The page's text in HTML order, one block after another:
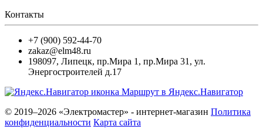
Контакты
+7 (900) 592-44-70
zakaz@elm48.ru
198097, Липецк, пр.Мира 1, пр.Мира 31, ул.
Энергостроителей д.17
Маршрут в Яндекс.Навигатор
© 2019–2026 «Электромастер» - интернет-магазин Политика
конфиденциальности Карта сайта